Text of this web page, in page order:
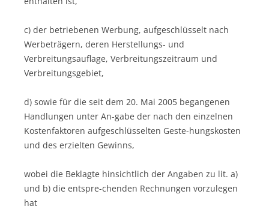
c) der betriebenen Werbung, aufgeschlüsselt nach
Werbeträgern, deren Herstellungs- und
Verbreitungsauflage, Verbreitungszeitraum und
Verbreitungsgebiet,
d) sowie für die seit dem 20. Mai 2005 begangenen
Handlungen unter An-gabe der nach den einzelnen
Kostenfaktoren aufgeschlüsselten Geste-hungskosten
und des erzielten Gewinns,
wobei die Beklagte hinsichtlich der Angaben zu lit. a)
und b) die entspre-chenden Rechnungen vorzulegen
hat